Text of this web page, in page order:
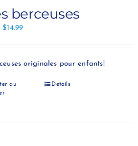
berceuses
$14.99
originales pour enfants!
au
Details